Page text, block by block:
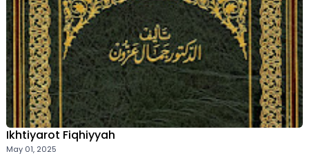
Ikhtiyarot Fiqhiyyah
May 01, 2025